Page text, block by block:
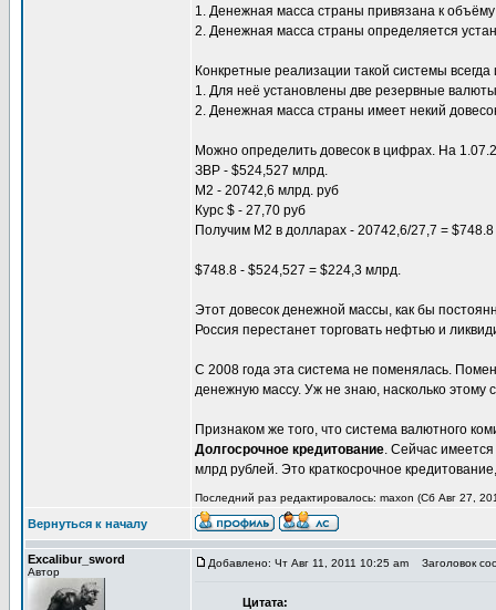
1. Денежная масса страны привязана к
2. Денежная масса страны определяется
Конкретные реализации такой системы
1. Для неё установлены две резервные
2. Денежная масса страны имеет некий
Можно определить довесок в цифрах. На
ЗВР - $524,527 млрд.
М2 - 20742,6 млрд. руб
Курс $ - 27,70 руб
Получим М2 в долларах - 20742,6/27,7 =
$748.8 - $524,527 = $224,3 млрд.
Этот довесок денежной массы, как бы
Россия перестанет торговать нефтью и
С 2008 года эта система не поменялась.
денежную массу. Уж не знаю, насколько этому
Признаком же того, что система валютного
Долгосрочное кредитование. Сейчас
млрд рублей. Это краткосрочное
Последний раз редактировалось: maxon (Сб Авг 27,
Вернуться к началу
Excalibur_sword
Автор
Добавлено: Чт Авг 11, 2011 10:25 am Заголовок
Цитата: